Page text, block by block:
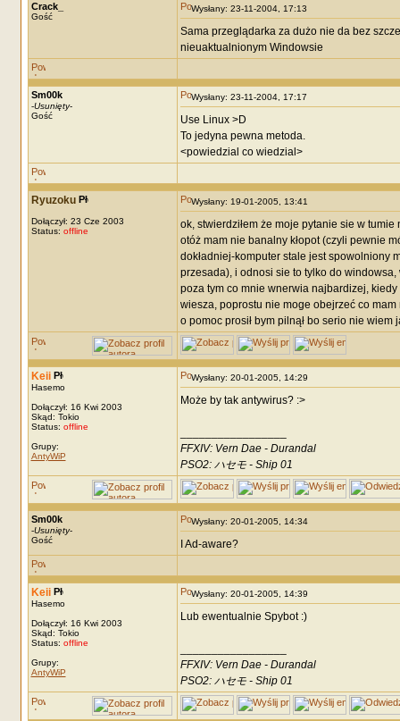
Crack_
Gość
Wysłany: 23-11-2004, 17:13
Sama przeglądarka za dużo nie da bez
nieuaktualnionym Windowsie
Sm00k
-Usunięty-
Gość
Wysłany: 23-11-2004, 17:17
Use Linux >D
To jedyna pewna metoda.
<powiedzial co wiedzial>
Ryuzoku
Dołączył: 23 Cze 2003
Status: offline
Wysłany: 19-01-2005, 13:41
ok, stwierdziłem że moje pytanie sie w
otóż mam nie banalny kłopot (czyli pewnie
dokładniej-komputer stale jest spowolniony
przesada), i odnosi sie to tylko do
poza tym co mnie wnerwia najbardizej,
wiesza, poprostu nie moge obejrzeć co
o pomoc prosił bym pilnął bo serio nie wiem
Keii
Hasemo
Dołączył: 16 Kwi 2003
Skąd: Tokio
Status: offline
Grupy:
AntyWiP
Wysłany: 20-01-2005, 14:29
Może by tak antywirus? :>
FFXIV: Vern Dae - Durandal
PSO2: ハセモ - Ship 01
Sm00k
-Usunięty-
Gość
Wysłany: 20-01-2005, 14:34
I Ad-aware?
Keii
Hasemo
Dołączył: 16 Kwi 2003
Skąd: Tokio
Status: offline
Grupy:
AntyWiP
Wysłany: 20-01-2005, 14:39
Lub ewentualnie Spybot :)
FFXIV: Vern Dae - Durandal
PSO2: ハセモ - Ship 01